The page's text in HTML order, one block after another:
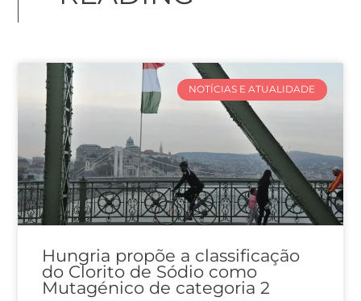
NOTÍCIAS E ATUALIDADE
Hungria propõe a classificação
do Clorito de Sódio como
Mutagénico de categoria 2